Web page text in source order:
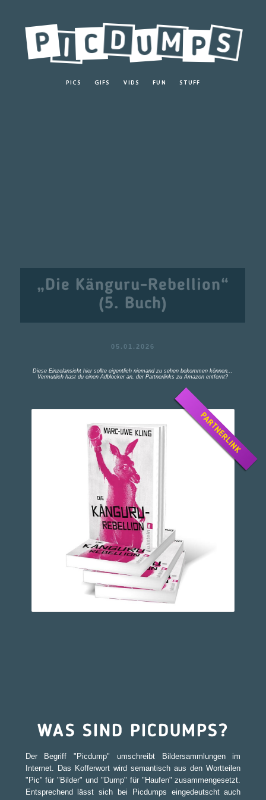
PICS GIFS VIDS FUN STUFF
„Die Känguru-Rebellion“
(5. Buch)
05.01.2026
Diese Einzelansicht hier sollte eigentlich niemand zu sehen bekommen können...
Vermutlich hast du einen Adblocker an, der Partnerlinks zu Amazon entfernt?
PARTNERLINK
WAS SIND PICDUMPS?
Der Begriff "Picdump" umschreibt Bildersammlungen im
Internet. Das Kofferwort wird semantisch aus den Wortteilen
"Pic" für "Bilder" und "Dump" für "Haufen" zusammengesetzt.
Entsprechend lässt sich bei Picdumps eingedeutscht auch